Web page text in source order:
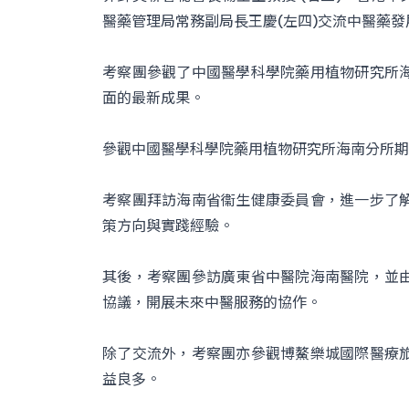
醫藥管理局常務副局長王慶(左四)交流中醫藥
考察團參觀了中國醫學科學院藥用植物研究
面的最新成果。
參觀中國醫學科學院藥用植物研究所海南分所
考察團拜訪海南省衞生健康委員會，進一步
策方向與實踐經驗。
其後，考察團參訪廣東省中醫院海南醫院，
協議，開展未來中醫服務的協作。
除了交流外，考察團亦參觀博鰲樂城國際醫
益良多。